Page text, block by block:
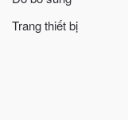
Trang thiết bị